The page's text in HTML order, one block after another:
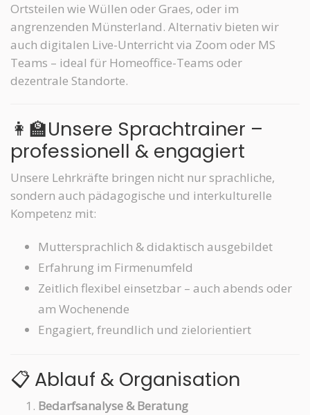
Ortsteilen wie Wüllen oder Graes, oder im
angrenzenden Münsterland. Alternativ bieten wir
auch digitalen Live-Unterricht via Zoom oder MS
Teams – ideal für Homeoffice-Teams oder
dezentrale Standorte.
👩‍🏫Unsere Sprachtrainer –
professionell & engagiert
Unsere Lehrkräfte bringen nicht nur sprachliche,
sondern auch pädagogische und interkulturelle
Kompetenz mit:
Muttersprachlich & didaktisch ausgebildet
Erfahrung im Firmenumfeld
Zeitlich flexibel einsetzbar – auch abends oder
am Wochenende
Engagiert, freundlich und zielorientiert
📋 Ablauf & Organisation
Bedarfsanalyse & Beratung